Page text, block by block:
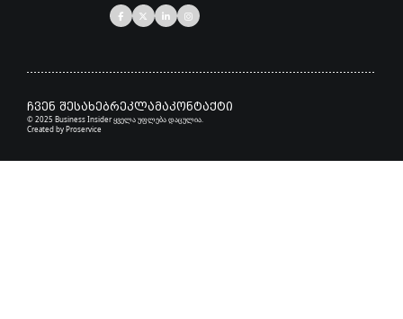
ჩვენ შესახებრეკლამაკონტაქტი
© 2025 Business Insider ყველა უფლება დაცულია.
Created byProservice